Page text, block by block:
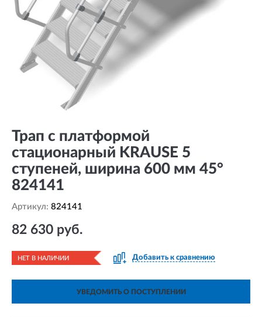
Трап с платформой
стационарный KRAUSE 5
ступеней, ширина 600 мм 45°
824141
Артикул: 824141
82 630 руб.
НЕТ В НАЛИЧИИ Добавить к сравнению
УВЕДОМИТЬ О ПОСТУПЛЕНИИ